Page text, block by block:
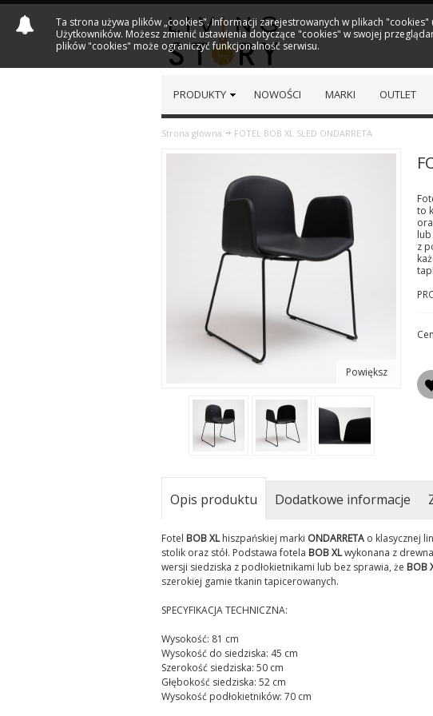
PRODUKTY NOWOŚCI MARKI OUTLET
Strona główna FOTEL BOB XL SLED ONDARRETA
Powiększ
to
z
Opis produktu Dodatkowe informacje
Fotel BOB XLhiszpańskiej marki ONDARRETAo klasycznej
stolik oraz stół. Podstawa fotela BOB XLwykonana z
wersji siedziska z podłokietnikami lub bez sprawia, że BOB
szerokiej gamie tkanin tapicerowanych.
SPECYFIKACJA TECHNICZNA:
Wysokość: 81 cm
Wysokość do siedziska: 45 cm
Szerokość siedziska: 50 cm
Głębokość siedziska: 52 cm
Wysokość podłokietników: 70 cm
Ta strona używa plików „cookies". Informacji zarejestrowanych w plikach
Użytkowników. Możesz zmienić ustawienia dotyczące "cookies" w swojej
plików "cookies" może ograniczyć funkcjonalność serwisu.